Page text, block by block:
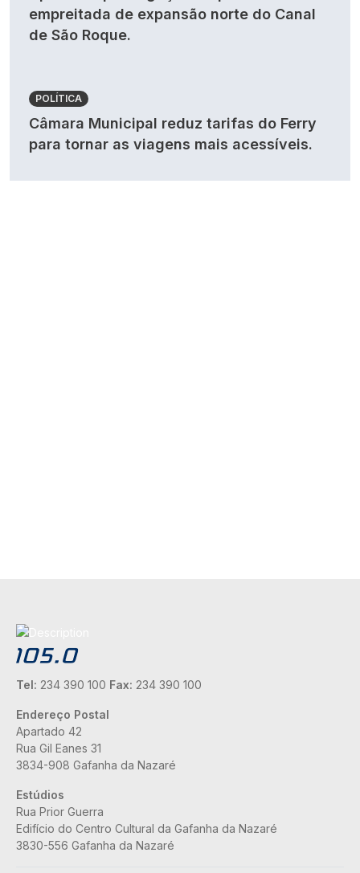
empreitada de expansão norte do Canal
de São Roque.
POLÍTICA
Câmara Municipal reduz tarifas do Ferry
para tornar as viagens mais acessíveis.
Tel: 234 390 100 Fax: 234 390 100
Endereço Postal
Apartado 42
Rua Gil Eanes 31
3834-908 Gafanha da Nazaré
Estúdios
Rua Prior Guerra
Edifício do Centro Cultural da Gafanha da Nazaré
3830-556 Gafanha da Nazaré